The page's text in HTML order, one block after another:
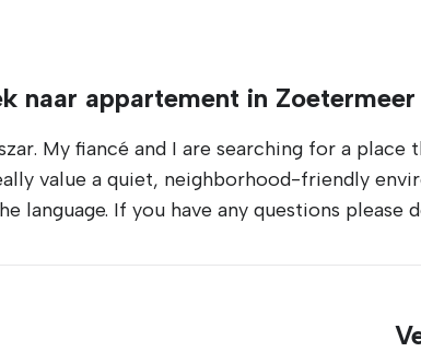
naar appartement in Zoetermeer
My fiancé and I are searching for a
value a quiet, neighborhood-friendly
language. If you have any questions please